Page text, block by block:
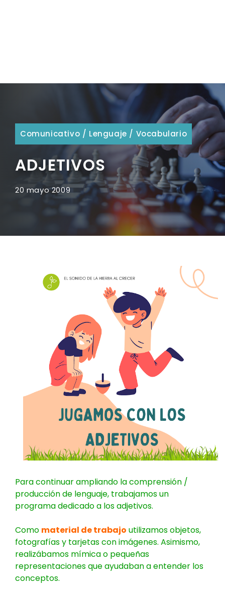
Comunicativo / Lenguaje / Vocabulario
ADJETIVOS
20 mayo 2009
Para continuar ampliando la comprensión /
producción de lenguaje, trabajamos un
programa dedicado a los adjetivos.
Como material de trabajo utilizamos objetos,
fotografías y tarjetas con imágenes. Asimismo,
realizábamos mímica o pequeñas
representaciones que ayudaban a entender los
conceptos.